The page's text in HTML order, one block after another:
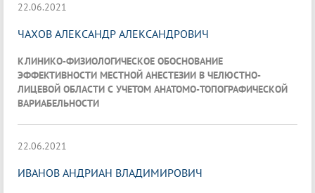
22.06.2021
ЧАХОВ АЛЕКСАНДР АЛЕКСАНДРОВИЧ
КЛИНИКО-ФИЗИОЛОГИЧЕСКОЕ ОБОСНОВАНИЕ
ЭФФЕКТИВНОСТИ МЕСТНОЙ АНЕСТЕЗИИ В ЧЕЛЮСТНО-
ЛИЦЕВОЙ ОБЛАСТИ С УЧЕТОМ АНАТОМО-ТОПОГРАФИЧЕСКОЙ
ВАРИАБЕЛЬНОСТИ
22.06.2021
ИВАНОВ АНДРИАН ВЛАДИМИРОВИЧ